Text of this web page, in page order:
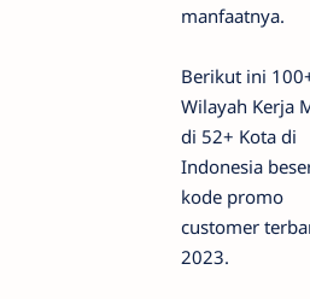
manfaatnya.
Berikut ini
Wilayah Kerja
di 52+ Kota di
Indonesia
kode promo
customer
2023.